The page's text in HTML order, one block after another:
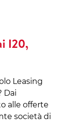
I20,
Leasing
Dai
alle offerte
società di